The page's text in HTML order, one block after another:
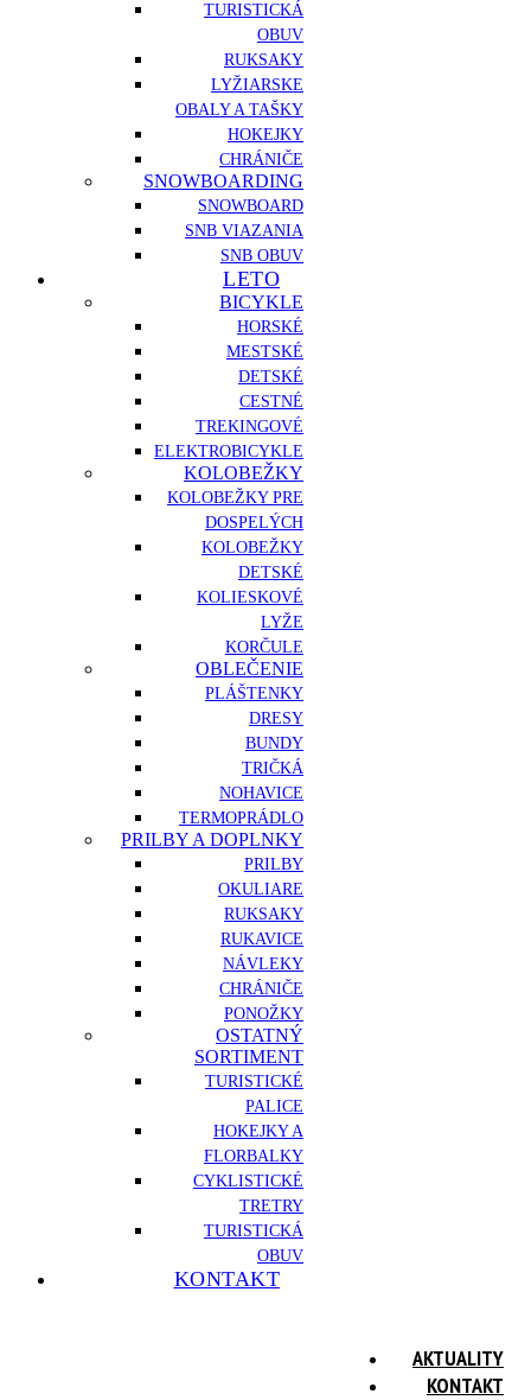
TURISTICKÁ
OBUV
RUKSAKY
LYŽIARSKE
OBALY A TAŠKY
HOKEJKY
CHRÁNIČE
SNOWBOARDING
SNOWBOARD
SNB VIAZANIA
SNB OBUV
LETO
BICYKLE
HORSKÉ
MESTSKÉ
DETSKÉ
CESTNÉ
TREKINGOVÉ
ELEKTROBICYKLE
KOLOBEŽKY
KOLOBEŽKY PRE
DOSPELÝCH
KOLOBEŽKY
DETSKÉ
KOLIESKOVÉ
LYŽE
KORČULE
OBLEČENIE
PLÁŠTENKY
DRESY
BUNDY
TRIČKÁ
NOHAVICE
TERMOPRÁDLO
PRILBY A DOPLNKY
PRILBY
OKULIARE
RUKSAKY
RUKAVICE
NÁVLEKY
CHRÁNIČE
PONOŽKY
OSTATNÝ
SORTIMENT
TURISTICKÉ
PALICE
HOKEJKY A
FLORBALKY
CYKLISTICKÉ
TRETRY
TURISTICKÁ
OBUV
KONTAKT
AKTUALITY
KONTAKT